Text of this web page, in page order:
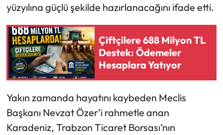
yüzyılına güçlü şekilde hazırlanacağını ifade etti.
Çiftçilere 688 Milyon TL
Destek: Ödemeler
Hesaplara Yatıyor
Yakın zamanda hayatını kaybeden Meclis
Başkanı Nevzat Özer’i rahmetle anan
Karadeniz, Trabzon Ticaret Borsası’nın